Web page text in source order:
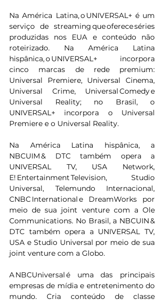
Na América Latina, o UNIVERSAL+ é um
serviço de streaming que oferece séries
produzidas nos EUA e conteúdo não
roteirizado. Na América Latina
hispânica, o UNIVERSAL+ incorpora
cinco marcas de rede premium:
Universal Premiere, Universal Cinema,
Universal Crime, Universal Comedy e
Universal Reality; no Brasil, o
UNIVERSAL+ incorpora o Universal
Premiere e o Universal Reality.
Na América Latina hispânica, a
NBCUIM & DTC também opera a
UNIVERSAL TV, USA Network,
E! Entertainment Television, Studio
Universal, Telemundo Internacional,
CNBC International e DreamWorks por
meio de sua joint venture com a Ole
Communications. No Brasil, a NBCUIN &
DTC também opera a UNIVERSAL TV,
USA e Studio Universal por meio de sua
joint venture com a Globo.
A NBCUniversal é uma das principais
empresas de mídia e entretenimento do
mundo. Cria conteúdo de classe